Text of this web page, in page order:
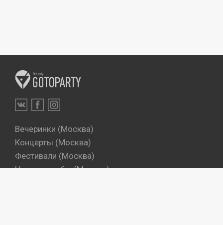
Вечеринки (Москва)
Концерты (Москва)
Фестивали (Москва)
Ночные клубы (Москва)